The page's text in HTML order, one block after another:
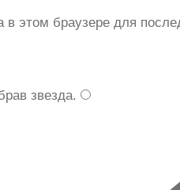
в этом браузере для
звезда.